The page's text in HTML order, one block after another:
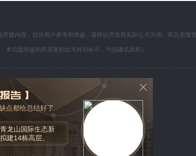
点都给总结好了
龙山国际生态新
建14栋高层。
载内容，仅供用户参考和借鉴，最终以开发商实际公示为准。商品房预
本页面所提到房屋面积如无特别标示，均指建筑面积）
| | 版权声明
CORPORATION, All RIGHTS RESERVED
京公网安备 11010502039463号
05591号 京网文【2019】4872-519号
区西大望路甲22号院1号楼1层101内3层S3-01房间755号